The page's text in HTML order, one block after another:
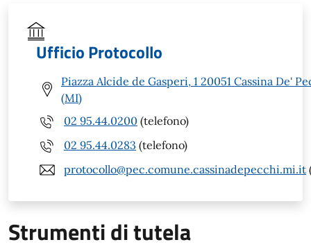
Ufficio Protocollo
Piazza Alcide de Gasperi, 1 20051 Cassina De'
(MI)
02 95.44.0200 (telefono)
02 95.44.0283 (telefono)
protocollo@pec.comune.cassinadepecchi.mi.it
Strumenti di tutela